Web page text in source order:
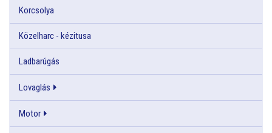
Korcsolya
Közelharc - kézitusa
Ladbarúgás
Lovaglás
Motor